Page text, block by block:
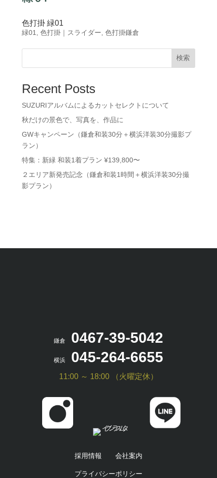
色打掛 緑01
緑01 色打掛｜スライダー 色打掛鎌倉
検索
Recent Posts
SUZURIアルバムによるカットセレクトについて
秋だけの景色で、写真を、作品に
GWキャンペーン（鎌倉和装30分＋横浜洋装30分撮影プ
ラン）
特集：新緑 和装1着プラン ¥139,800〜
２エリア新発売記念（鎌倉和装1時間＋横浜洋装30分撮
影プラン）
鎌倉 0467-39-5042
横浜 045-264-6655
11:00 ～ 18:00 （火曜定休）
採用情報 会社案内
プライバシーポリシー